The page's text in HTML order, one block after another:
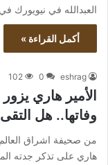
العبدالله في نيويورك
أكمل القراءة »
eshrag
0
102
الأمير هاري
وفاتها.. هل
هاري على تذكر جدته